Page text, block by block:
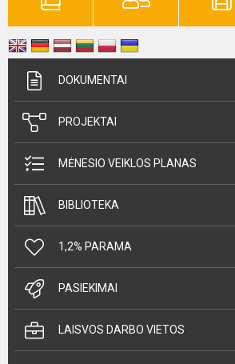
DOKUMENTAI
PROJEKTAI
MĖNESIO VEIKLOS PLANAS
BIBLIOTEKA
1,2% PARAMA
PASIEKIMAI
LAISVOS DARBO VIETOS